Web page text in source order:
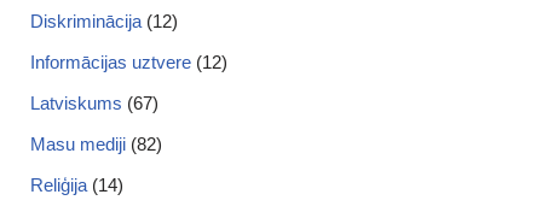
Diskriminācija (12)
Informācijas uztvere (12)
Latviskums (67)
Masu mediji (82)
Reliģija (14)